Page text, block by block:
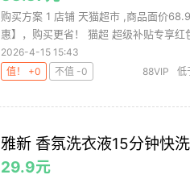
购买方案 1 店铺 天猫超市 ,商品面价
惠】，购买更省！ 猫超 超级补贴专享红
2026-4-15 15:43
值！ +0
不值 -0 88VIP 低
雅新 香氛洗衣液15分钟快
29.9元